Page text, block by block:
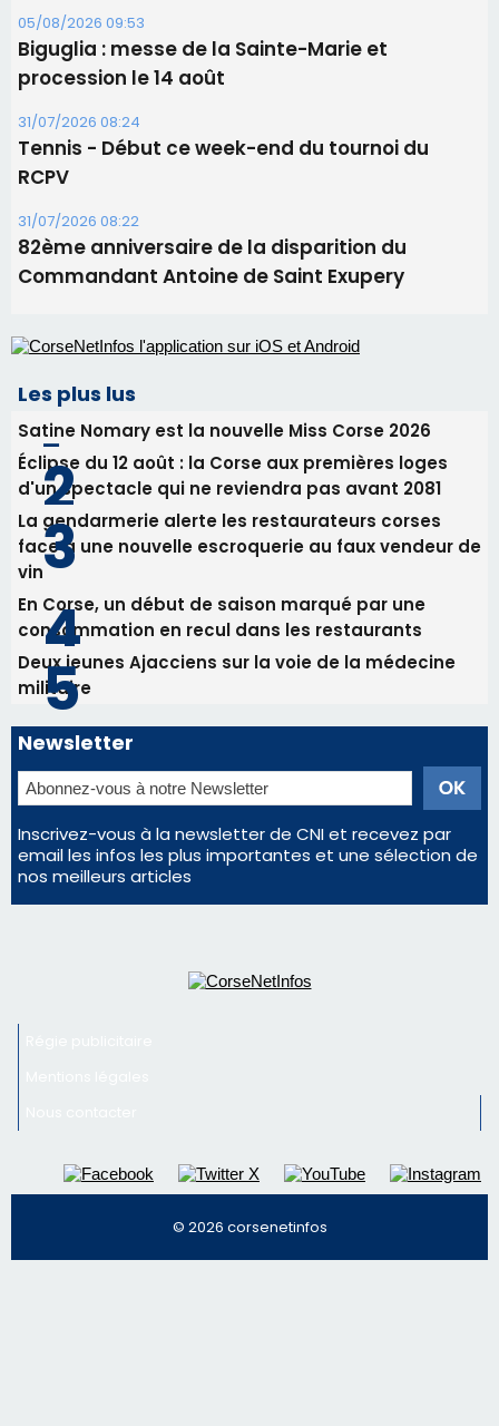
05/08/2026 09:53
Biguglia : messe de la Sainte-Marie et
procession le 14 août
31/07/2026 08:24
Tennis - Début ce week-end du tournoi du
RCPV
31/07/2026 08:22
82ème anniversaire de la disparition du
Commandant Antoine de Saint Exupery
Les plus lus
Satine Nomary est la nouvelle Miss Corse 2026
Éclipse du 12 août : la Corse aux premières loges
d'un spectacle qui ne reviendra pas avant 2081
La gendarmerie alerte les restaurateurs corses
face à une nouvelle escroquerie au faux vendeur de
vin
En Corse, un début de saison marqué par une
consommation en recul dans les restaurants
Deux jeunes Ajacciens sur la voie de la médecine
militaire
Newsletter
Inscrivez-vous à la newsletter de CNI et recevez par
email les infos les plus importantes et une sélection de
nos meilleurs articles
© 2026 corsenetinfos